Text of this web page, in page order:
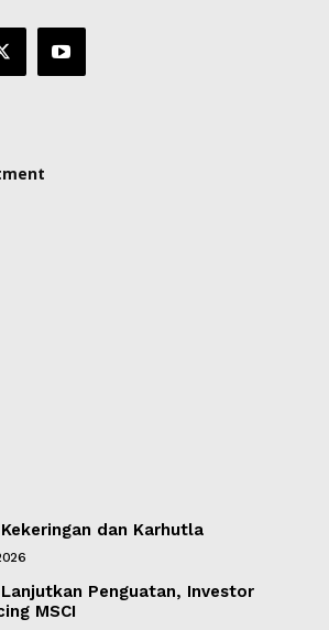
Kekeringan dan Karhutla
Lanjutkan Penguatan, Investor
MSCI